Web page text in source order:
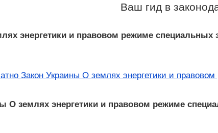
Ваш гид в
энергетики и правовом режиме специальных
Закон Украины О землях энергетики и
О землях энергетики и правовом режиме